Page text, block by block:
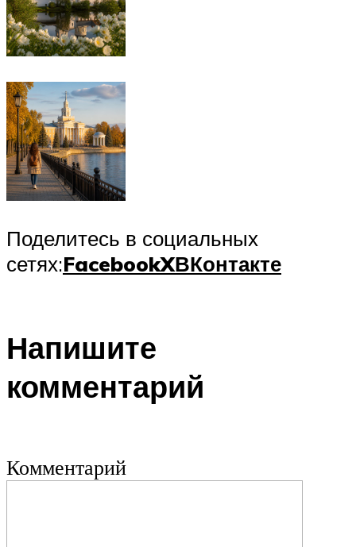
Поделитесь в социальных
сетях:FacebookXВКонтакте
Напишите
комментарий
Комментарий